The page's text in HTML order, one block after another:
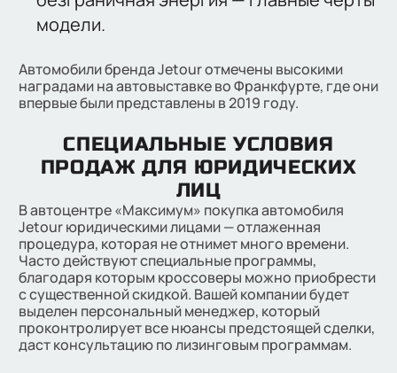
модели.
Автомобили бренда Jetour отмечены высокими
наградами на автовыставке во Франкфурте, где они
впервые были представлены в 2019 году.
СПЕЦИАЛЬНЫЕ УСЛОВИЯ
ПРОДАЖ ДЛЯ ЮРИДИЧЕСКИХ
ЛИЦ
В автоцентре «Максимум» покупка автомобиля
Jetour юридическими лицами — отлаженная
процедура, которая не отнимет много времени.
Часто действуют специальные программы,
благодаря которым кроссоверы можно приобрести
с существенной скидкой. Вашей компании будет
выделен персональный менеджер, который
проконтролирует все нюансы предстоящей сделки,
даст консультацию по лизинговым программам.